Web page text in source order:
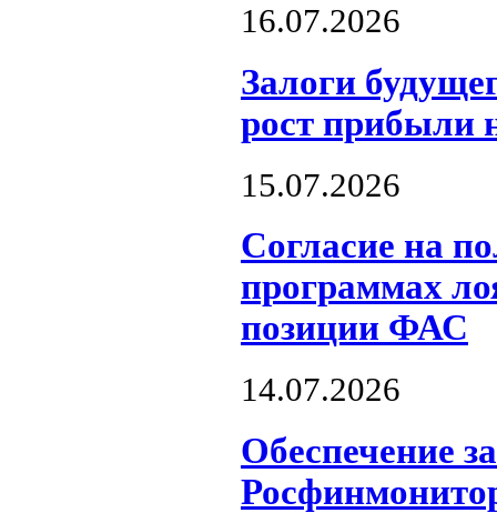
16.07.2026
Залоги
рост прибыли
15.07.2026
Согласие на
программах
позиции ФАС
14.07.2026
Обеспечение